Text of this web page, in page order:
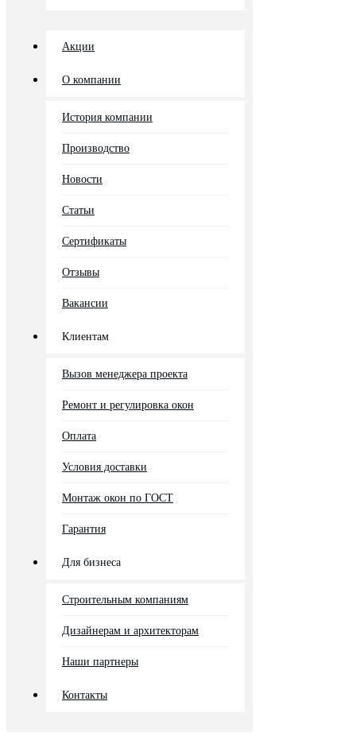
Акции
О компании
История компании
Производство
Новости
Статьи
Сертификаты
Отзывы
Вакансии
Клиентам
Вызов менеджера проекта
Ремонт и регулировка окон
Оплата
Условия доставки
Монтаж окон по ГОСТ
Гарантия
Для бизнеса
Строительным компаниям
Дизайнерам и архитекторам
Наши партнеры
Контакты